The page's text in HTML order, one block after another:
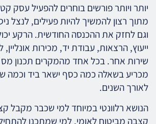
יותר ויותר פורשים בוחרים להפעיל עסק
מתוך רצון להמשיך להיות פעילים, לנצל
וגם לחזק את ההכנסה החודשית. הרקע יכול
ייעוץ, הרצאות, עבודת יד, מכירות אונליין,
שירות אחר. בכל אחד מהמקרים תכנון מס
מכריע בשאלה כמה כסף ישאר ביד וכמה
לאורך השנים.
הנושא רלוונטי במיוחד למי שכבר מקבל
קצבה מביטוח לאומי, למי שמתכנן